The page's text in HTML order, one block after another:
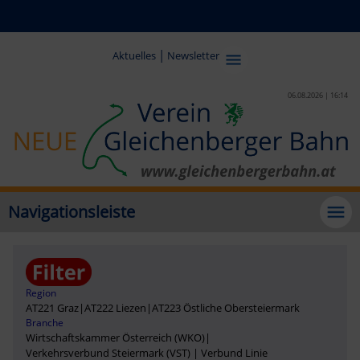
Aktuelles | Newsletter
06.08.2026 | 16:14
Navigationsleiste
Region
AT221 Graz|AT222 Liezen |AT223 Östliche Obersteiermark
Branche
Wirtschaftskammer Österreich (WKO) |
Verkehrsverbund Steiermark (VST) | Verbund Linie